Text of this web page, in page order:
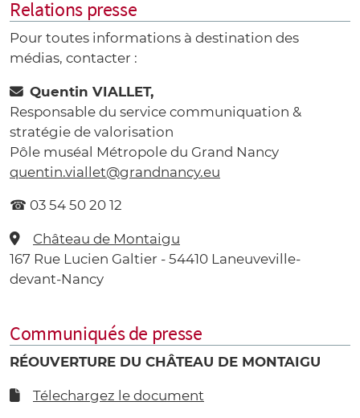
Relations presse
Pour toutes informations à destination des
médias, contacter :
Quentin VIALLET,
Responsable du service communiquation &
stratégie de valorisation
Pôle muséal Métropole du Grand Nancy
quentin.viallet@grandnancy.eu
☎ 03 54 50 20 12
Château de Montaigu
167 Rue Lucien Galtier - 54410 Laneuveville-
devant-Nancy
Communiqués de presse
RÉOUVERTURE DU CHÂTEAU DE MONTAIGU
Télechargez le document